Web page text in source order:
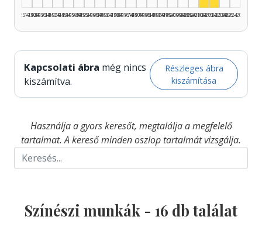
1925–1929
1930–1934
1935–1939
1940–1944
1945–1949
1950–1954
1955–1959
1960–1964
1965–1969
1970–1974
1975–1979
1980–1984
1985–1989
1990–1994
1995–1999
2000–2004
2005–2009
2010–2014
2015–2019
2020–2024
2025–2026
Kapcsolati ábra még nincs
kiszámítva.
Részleges ábra
kiszámítása
Használja a gyors keresőt, megtalálja a megfelelő
tartalmat. A kereső minden oszlop tartalmát vizsgálja.
Színészi munkák - 16 db találat